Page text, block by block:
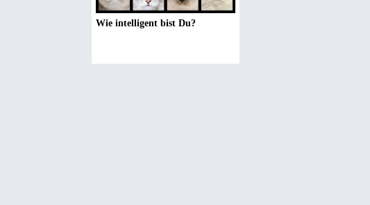
Wie intelligent bist Du?